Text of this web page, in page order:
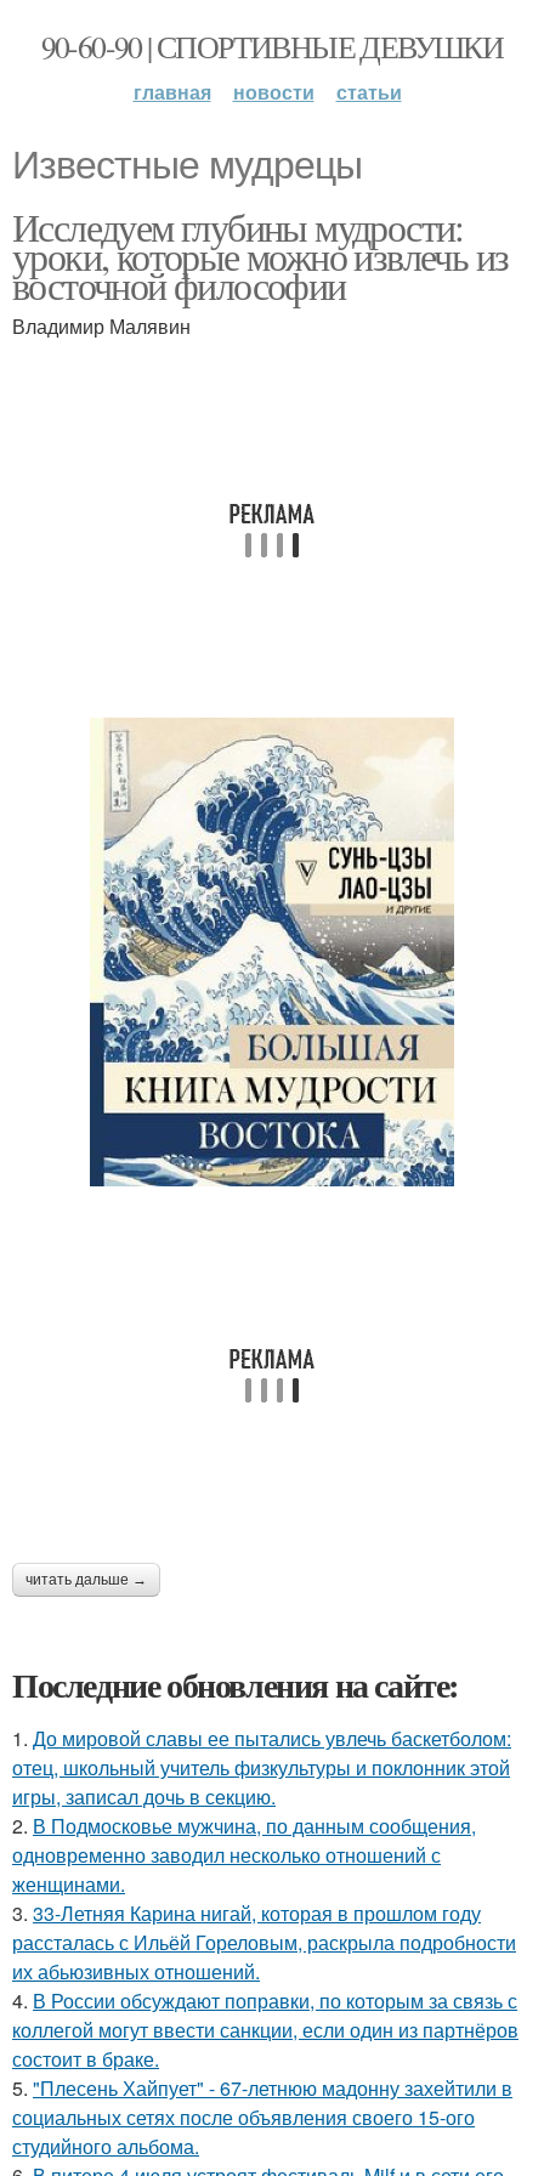
90-60-90 | СПОРТИВНЫЕ ДЕВУШКИ
главная новости статьи
Известные мудрецы
Исследуем глубины мудрости:
уроки, которые можно извлечь из
восточной философии
Владимир Малявин
читать дальше →
Последние обновления на сайте:
1. До мировой славы ее пытались увлечь баскетболом:
отец, школьный учитель физкультуры и поклонник этой
игры, записал дочь в секцию.
2. В Подмосковье мужчина, по данным сообщения,
одновременно заводил несколько отношений с
женщинами.
3. 33-Летняя Карина нигай, которая в прошлом году
рассталась с Ильёй Гореловым, раскрыла подробности
их абьюзивных отношений.
4. В России обсуждают поправки, по которым за связь с
коллегой могут ввести санкции, если один из партнёров
состоит в браке.
5. "Плесень Хайпует" - 67-летнюю мадонну захейтили в
социальных сетях после объявления своего 15-ого
студийного альбома.